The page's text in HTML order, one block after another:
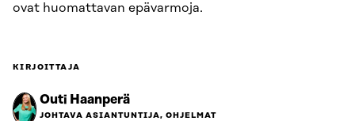
ovat huomattavan epävarmoja.
KIRJOITTAJA
Outi Haanperä
JOHTAVA ASIANTUNTIJA, OHJELMAT